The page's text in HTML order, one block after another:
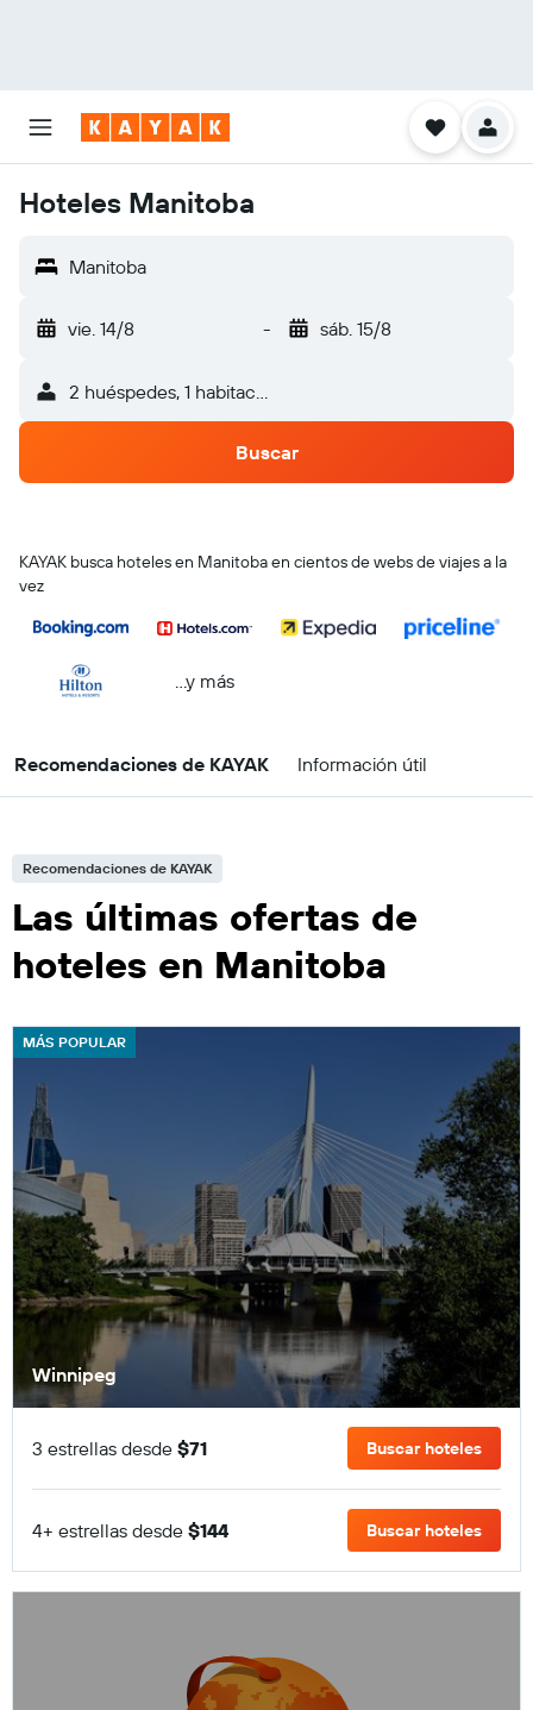
Hoteles Manitoba
Manitoba
vie. 14/8 - sáb. 15/8
2 huéspedes, 1 habitación
Buscar
KAYAK busca hoteles en Manitoba en cientos de webs de viajes a la
vez
...y más
Recomendaciones de KAYAK Información útil
Recomendaciones de KAYAK
Las últimas ofertas de
hoteles en Manitoba
MÁS POPULAR
Winnipeg
3 estrellas desde $71 Buscar hoteles
4+ estrellas desde $144 Buscar hoteles